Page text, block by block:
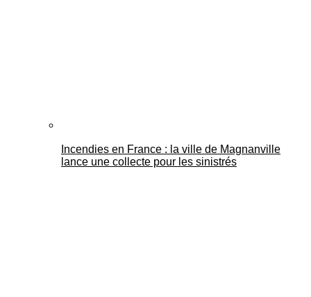
Incendies en France : la ville de Magnanville
lance une collecte pour les sinistrés